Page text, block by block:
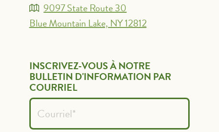
9097 State Route 30
Blue Mountain Lake, NY 12812
INSCRIVEZ-VOUS À NOTRE
BULLETIN D'INFORMATION PAR
COURRIEL